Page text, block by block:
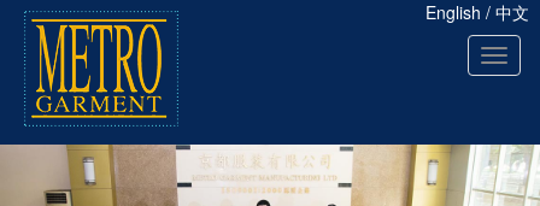
English /中文